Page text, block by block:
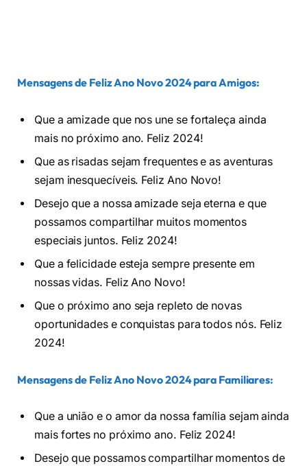
Mensagens de Feliz Ano Novo2024 para Amigos:
Que a amizade que nos une se fortaleça ainda
mais no próximo ano. Feliz 2024!
Que as risadas sejam frequentes e as aventuras
sejam inesquecíveis. Feliz Ano Novo!
Desejo que a nossa amizade seja eterna e que
possamos compartilhar muitos momentos
especiais juntos. Feliz 2024!
Que a felicidade esteja sempre presente em
nossas vidas. Feliz Ano Novo!
Que o próximo ano seja repleto de novas
oportunidades e conquistas para todos nós. Feliz
2024!
Mensagens de Feliz Ano Novo 2024 para Familiares:
Que a união e o amor da nossa família sejam ainda
mais fortes no próximo ano. Feliz 2024!
Desejo que possamos compartilhar momentos de